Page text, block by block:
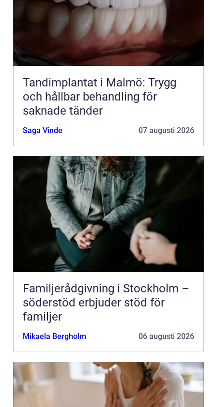
Tandimplantat i Malmö: Trygg
och hållbar behandling för
saknade tänder
Saga Vinde 07 augusti 2026
Familjerådgivning i Stockholm –
söderstöd erbjuder stöd för
familjer
Mikaela Bergholm 06 augusti 2026